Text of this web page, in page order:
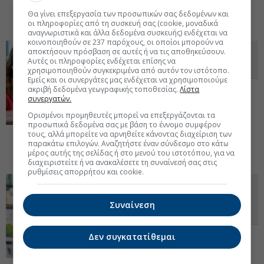
εμπειρίας για νέους engineers
02 Ιουν 2022 -
11:24
Καριέρα: Πώς θα προετοιμαστείτε
σωστά για μια συνέντευξη
Απλά αλλά πολύ σημαντικά tips για το
έναν εξειδικευμένο HR σύμβουλο μιας
εταιρείας παροχής ολοκληρωμένων
λύσεων ανθρωπίνου
δυναμικού.Συμβουλές καριέρας από την ManpowerGroup
Greece.23 Μαϊ 2022 - 10:46
«Μεγάλη Παραίτηση»: Ενας στους
τρεις Ελληνες προτιμά να μείνει
χωρίς δουλειά!
Το 28% των Ελλήνων εργαζομένων θα
Θα γίνει επεξεργασία των προσωπικών σας δεδομένων και
οι πληροφορίες από τη συσκευή σας (cookie, μοναδικά
αναγνωριστικά και άλλα δεδομένα συσκευής) ενδέχεται να
κοινοποιηθούν σε 237 παρόχους, οι οποίοι μπορούν να
αποκτήσουν πρόσβαση σε αυτές ή να τις αποθηκεύσουν.
Αυτές οι πληροφορίες ενδέχεται επίσης να
χρησιμοποιηθούν συγκεκριμένα από αυτόν τον ιστότοπο.
Εμείς και οι συνεργάτες μας ενδέχεται να χρησιμοποιούμε
ακριβή δεδομένα γεωγραφικής τοποθεσίας.Λίστα
συνεργατών.
Ορισμένοι προμηθευτές μπορεί να επεξεργάζονται τα
προσωπικά δεδομένα σας με βάση το έννομο συμφέρον
τους, αλλά μπορείτε να αρνηθείτε κάνοντας διαχείριση των
παρακάτω επιλογών. Αναζητήστε έναν σύνδεσμο στο κάτω
μέρος αυτής της σελίδας ή στο μενού του ιστοτόπου, για να
διαχειριστείτε ή να ανακαλέσετε τη συναίνεσή σας στις
ρυθμίσεις απορρήτου και cookie.
Συναίνεση
Δεν συγκατατίθεμαι